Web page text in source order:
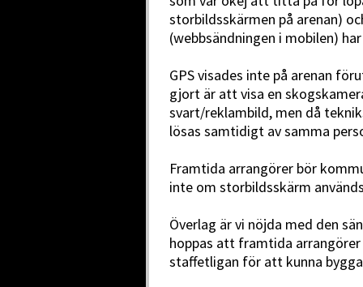
storbildsskärmen på arenan)
(webbsändningen i mobilen)
GPS visades inte på arenan
gjort är att visa en
svart/reklambild, men då
lösas samtidigt av samma
Framtida arrangörer bör
inte om storbildsskärm
Överlag är vi nöjda med den
hoppas att framtida
staffetligan för att kunna